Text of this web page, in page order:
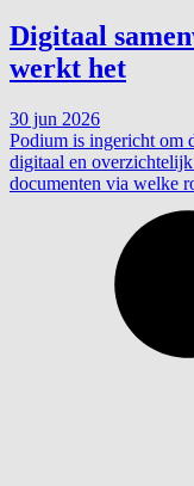
Digitaal
werkt het
30 jun 2026
Podium is ingericht om
digitaal en
documenten via welke